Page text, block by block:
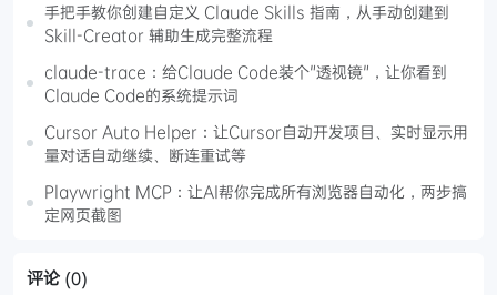
手把手教你创建自定义 Claude Skills 指南，从手动创建到
Skill-Creator 辅助生成完整流程
claude-trace：给Claude Code装个"透视镜"，让你看到
Claude Code的系统提示词
Cursor Auto Helper：让Cursor自动开发项目、实时显示用
量对话自动继续、断连重试等
Playwright MCP：让AI帮你完成所有浏览器自动化，两步搞
定网页截图
评论 (0)